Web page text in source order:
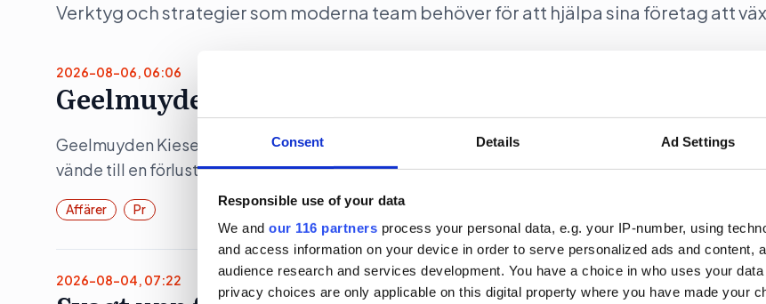
Consent Details Ad Settings
Responsible use of your data
We and our 116 partners process your personal data, e.g. your IP-number, using
and access information on your device in order to serve personalized ads and content,
audience research and services development. You have a choice in who uses your
privacy choices are only applicable on this digital property where you have made your
Verktyg och strategier som moderna team behöver för att hjälpa sina företag att
2026-08-06, 06:06
Geelmuyden Kiese ökar – men vänder till förlust
Geelmuyden Kiese fusionerade under 2025 in förvärven Wikberg & Frisk och Hoc och ökade
vände till en förlust.
Affärer Pr
2026-08-04, 07:22